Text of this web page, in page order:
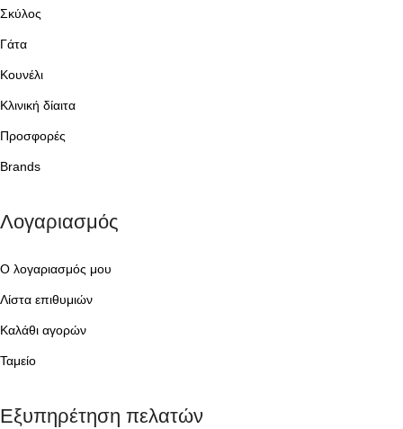
Σκύλος
Γάτα
Κουνέλι
Κλινική δίαιτα
Προσφορές
Brands
Λογαριασμός
Ο λογαριασμός μου
Λίστα επιθυμιών
Καλάθι αγορών
Ταμείο
Εξυπηρέτηση πελατών